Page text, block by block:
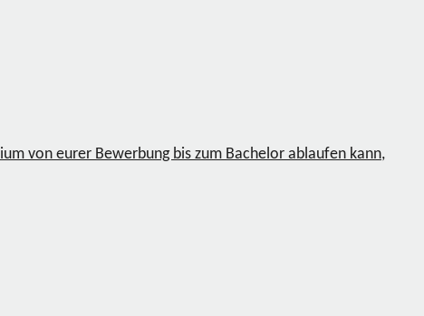
von eurer Bewerbung bis zum Bachelor ablaufen kann,